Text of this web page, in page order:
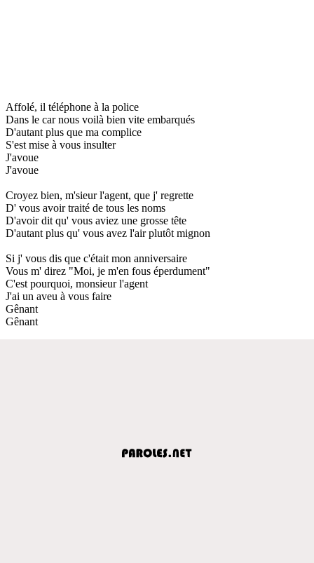
Affolé, il téléphone à la police
Dans le car nous voilà bien vite embarqués
D'autant plus que ma complice
S'est mise à vous insulter
J'avoue
J'avoue
Croyez bien, m'sieur l'agent, que j' regrette
D' vous avoir traité de tous les noms
D'avoir dit qu' vous aviez une grosse tête
D'autant plus qu' vous avez l'air plutôt mignon
Si j' vous dis que c'était mon anniversaire
Vous m' direz "Moi, je m'en fous éperdument"
C'est pourquoi, monsieur l'agent
J'ai un aveu à vous faire
Gênant
Gênant